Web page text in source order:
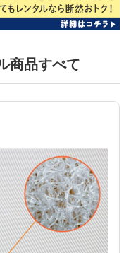
商品すべて